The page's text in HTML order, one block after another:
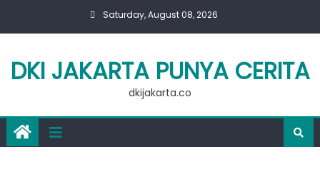
Saturday, August 08, 2026
DKI JAKARTA PUNYA CERITA
dkijakarta.co